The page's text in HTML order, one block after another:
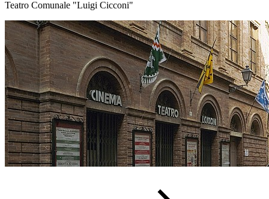
Teatro Comunale "Luigi Cicconi"